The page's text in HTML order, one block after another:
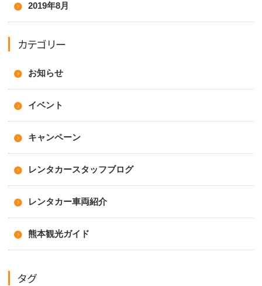
2019年8月
カテゴリー
お知らせ
イベント
キャンペーン
レンタカースタッフブログ
レンタカー車両紹介
熊本観光ガイド
タグ